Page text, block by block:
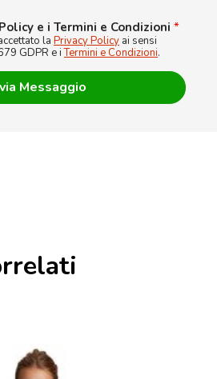
e i Termini e Condizioni *
la Privacy Policy ai sensi
GDPR e iTermini e Condizioni.